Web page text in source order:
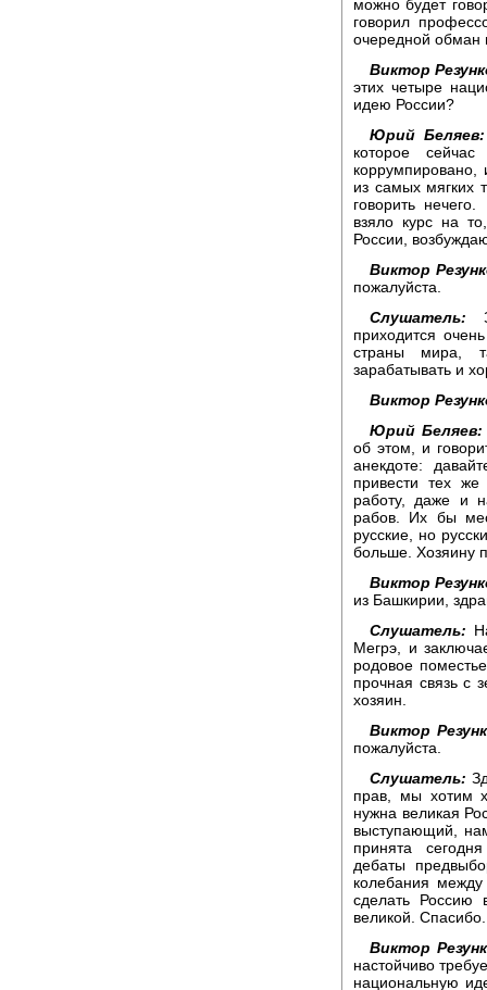
можно будет
говорил
очередной обман
Виктор
этих четыре
идею России?
Юрий Беляев:
которое
коррумпировано,
из самых мягких
говорить
взяло курс на
России,
Виктор
пожалуйста.
Слушатель:
приходится
страны мира,
зарабатывать и
Виктор
Юрий Беляев:
об этом, и
анекдоте:
привести тех
работу, даже и
рабов. Их бы
русские, но
больше. Хозяину
Виктор
из Башкирии,
Слушатель:
Мегрэ, и
родовое
прочная связь с
хозяин.
Виктор
пожалуйста.
Слушатель:
прав, мы хотим
нужна великая
выступающий,
принята
дебаты
колебания
сделать Россию
великой. Спасибо.
Виктор
настойчиво
национальную